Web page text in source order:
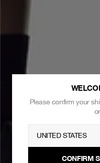
Please confirm your
UNITED STATES
CONFIRM